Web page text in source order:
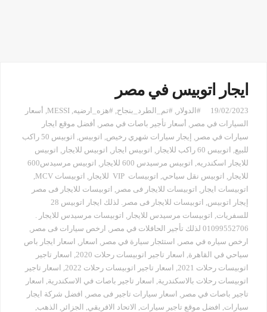
ايجار اتوبيس في مصر
19/02/2023 #الدولار , #تم_الطرد_بنجاح, #هزه_ارضيه,
MESSI
, أسعار
السيارات في مصر , أسعار تأجير باصات في مصر , أفضل موقع ايجار
سيارات في مصر , إيجار سيارات شهري رخيص, اتوبيس,
اتوبيس 50 راكب
للبيع, اتوبيس 60 راكب للايجار , اتوبيس ايجار , اتوبيس للايجار , اتوبيس
للايجار اسكندريه, اتوبيس مرسيدس 600 للايجار ,
اتوبيس مرسيدس600
للايجار , اتوبيس نقل سياحي, اتوبيسات VIP للايجار , اتوبيسات MCV
,
اتوبيسات ايجار , اتوبيسات للايجار فى مصر , اتوبيسات للايجار فى مصر
إيجار اتوبيس,
اتوبيسات للايجار فى مصر. لذلك ايجار اتوبيس 28
للسفريات, اتوبيسات مرسيدس للايجار , اتوبيسات مرسيدس للايجار .
01099552706 لذلك تأجير الحافلات في مصر
, ارخص سيارات فى مصر ,
ارخص سياره في مصر , استئجار سيارة في مصر , اسعار , اسعار ايجار باص
سياحي في القاهرة, اسعار تاجير اتوبيسات رحلات 2020 , اسعار تاجير
اتوبيسات رحلات 2021
, اسعار تاجير اتوبيسات رحلات 2022 , اسعار تاجير
اتوبيسات رحلات بالاسكندرية, اسعار تاجير باصات في الاسكندرية, اسعار
تاجير باصات في مصر , اسعار سيارات تاجير فى مصر , افضل شركة ايجار
سيارات, افضل موقع تاجير سيارات, الاتحاد الافريقي, الجزائر , الذهب,